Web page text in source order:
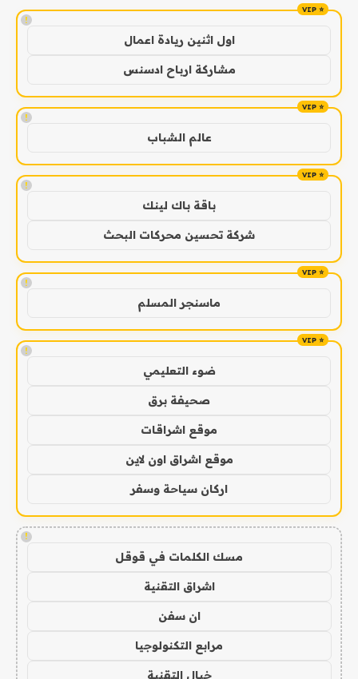
!
اول اثنين ريادة اعمال
مشاركة ارباح ادسنس
!
عالم الشباب
!
باقة باك لينك
شركة تحسين محركات البحث
!
ماسنجر المسلم
!
ضوء التعليمي
صحيفة برق
موقع اشراقات
موقع اشراق اون لاين
اركان سياحة وسفر
!
مسك الكلمات في قوقل
اشراق التقنية
ان سفن
مرابع التكنولوجيا
خيال التقنية